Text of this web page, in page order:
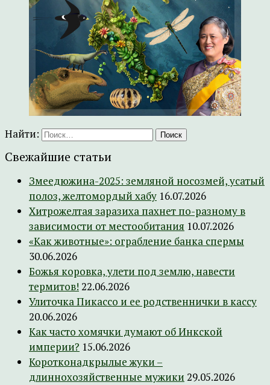
Найти:
Свежайшие статьи
Змеедюжина-2025: земляной носозмей, усатый
полоз, желтомордый хабу 16.07.2026
Хитрожелтая заразиха пахнет по-разному в
зависимости от местообитания 10.07.2026
«Как животные»: ограбление банка спермы
30.06.2026
Божья коровка, улети под землю, навести
термитов! 22.06.2026
Улиточка Пикассо и ее родственнички в кассу
20.06.2026
Как часто хомячки думают об Инкской
империи? 15.06.2026
Коротконадкрылые жуки –
длиннохозяйственные мужики 29.05.2026